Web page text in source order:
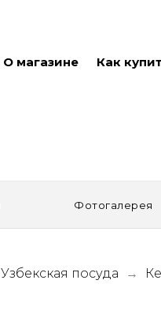
О магазине Как
Фотогалерея
Узбекская посуда